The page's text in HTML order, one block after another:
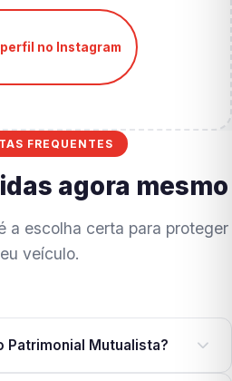
no Instagram
FREQUENTES
agora mesmo
a escolha certa para proteger
veículo.
Patrimonial Mutualista?